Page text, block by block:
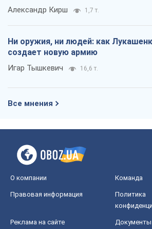
Александр Кирш 1,7 т.
Ни оружия, ни людей: как
создает новую армию
Игар Тышкевич 16,6 т.
Все мнения
О компании Команда
Правовая информация
Политика
Реклама на сайте Документы